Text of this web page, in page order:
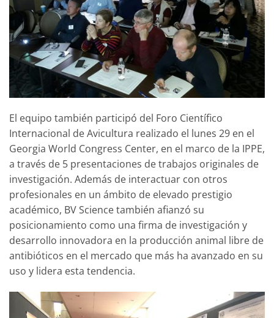
El equipo también participó del Foro Científico
Internacional de Avicultura realizado el lunes 29 en el
Georgia World Congress Center, en el marco de la IPPE,
a través de 5 presentaciones de trabajos originales de
investigación. Además de interactuar con otros
profesionales en un ámbito de elevado prestigio
académico, BV Science también afianzó su
posicionamiento como una firma de investigación y
desarrollo innovadora en la producción animal libre de
antibióticos en el mercado que más ha avanzado en su
uso y lidera esta tendencia.